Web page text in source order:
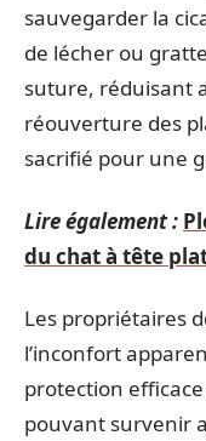
sauvegarder la
de lécher ou
suture, réduisant
réouverture des
sacrifié pour une
Lire également :
du chat à tête
Les propriétaires
l’inconfort
protection
pouvant survenir